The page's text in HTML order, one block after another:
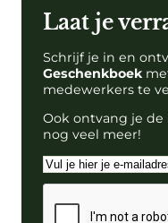
Laat je
Schrijf je in en
Geschenkboek
medewerkers te
Ook ontvang je de
nog veel meer!
E-
mailadres